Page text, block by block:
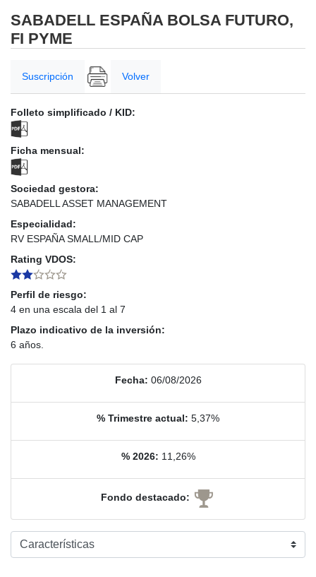
SABADELL ESPAÑA BOLSA FUTURO,
FI PYME
Suscripción Volver
Folleto simplificado / KID:
Ficha mensual:
Sociedad gestora:
SABADELL ASSET MANAGEMENT
Especialidad:
RV ESPAÑA SMALL/MID CAP
Rating VDOS:
Perfil de riesgo:
4 en una escala del 1 al 7
Plazo indicativo de la inversión:
6 años.
Fecha: 06/08/2026
% Trimestre actual: 5,37%
% 2026: 11,26%
Fondo destacado: